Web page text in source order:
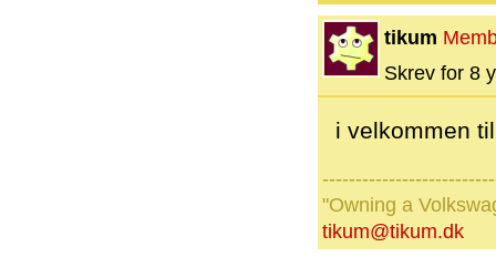
tikum
Skrev for 8
i velkommen
"Owning a
tikum@tikum.dk